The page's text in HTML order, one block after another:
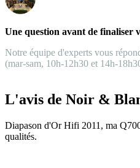
Une question avant de finaliser
Notre équipe d'experts vous
(mar-sam, 10h-12h30 et 14h-
L'avis de Noir &
Diapason d'Or Hifi 2011, ma
qualités.